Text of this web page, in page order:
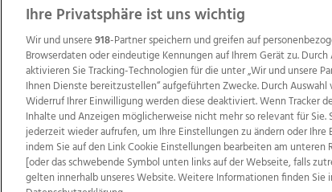
Wir über uns Mediadaten Kontakt
TV1 di-mog-i.at OÖNow Ischler Woche
Copyrights © 2026 Tips Zeitungs GmbH & Co KG
Ihre Privatsphäre ist uns wichtig
Wir und unsere918-Partner speichern und greifen auf
Browserdaten oder eindeutige Kennungen auf Ihrem Gerät zu.
aktivieren Sie Tracking-Technologien für die unter „Wir und unsere
Ihnen Dienste bereitzustellen“ aufgeführten Zwecke. Durch
Widerruf Ihrer Einwilligung werden diese deaktiviert. Wenn Tracker
Inhalte und Anzeigen möglicherweise nicht mehr so relevant für Sie.
jederzeit wieder aufrufen, um Ihre Einstellungen zu ändern oder
indem Sie auf den Link Cookie Einstellungen bearbeiten am unteren
[oder das schwebende Symbol unten links auf der Webseite, falls
gelten innerhalb unseres Website. Weitere Informationen finden Sie